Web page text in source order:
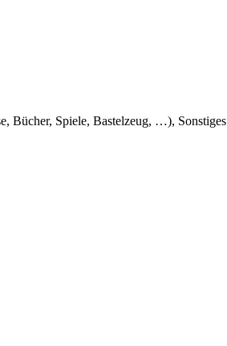
Bücher, Spiele, Bastelzeug, …), Sonstiges